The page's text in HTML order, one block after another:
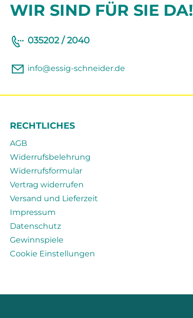
WIR SIND FÜR SIE DA!
035202 / 2040
info@essig-schneider.de
RECHTLICHES
AGB
Widerrufsbelehrung
Widerrufsformular
Vertrag widerrufen
Versand und Lieferzeit
Impressum
Datenschutz
Gewinnspiele
Cookie Einstellungen